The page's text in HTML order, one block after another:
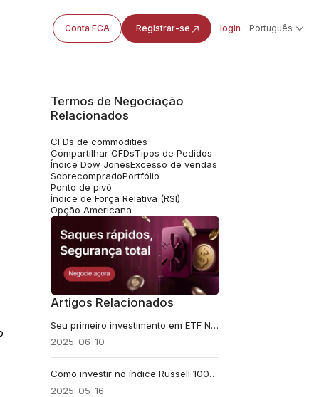
Conta FCA Registrar-se login Português
Termos de Negociação
Relacionados
CFDs de commodities
Compartilhar CFDsTipos de Pedidos
Índice Dow JonesExcesso de vendas
SobrecompradoPortfólio
Ponto de pivô
Índice de Força Relativa (RSI)
Opção Americana
Artigos Relacionados
Seu primeiro investimento em ETF NASDAQ: o que saber em 2025
2025-06-10
Como investir no índice Russell 1000: guia para iniciantes
2025-05-16